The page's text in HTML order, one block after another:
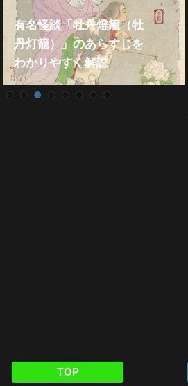
日本の有名古典怪談「皿
屋敷」のあらすじをわか
りやすく解説
TOP